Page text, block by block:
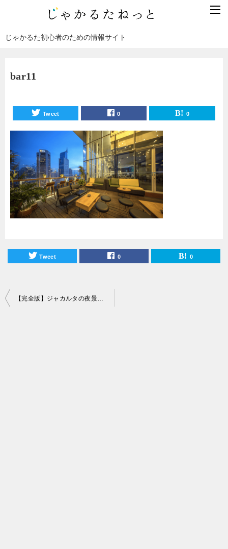
じゃかるた初心者のための情報サイト
bar11
Tweet 0 0
Tweet 0 0
投
【完全版】ジャカルタの夜景を一望できる20のおすすめスカイバーを紹介！